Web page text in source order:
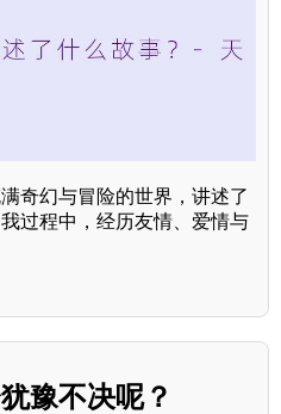
奇幻与冒险的世界，讲述了
过程中，经历友情、爱情与
豫不决呢？